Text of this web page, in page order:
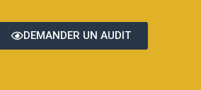
DEMANDER UN AUDIT